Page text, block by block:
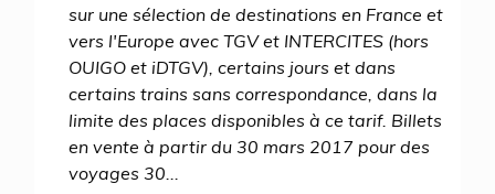
sur une sélection de destinations en France et
vers l'Europe avec TGV et INTERCITES (hors
OUIGO et iDTGV), certains jours et dans
certains trains sans correspondance, dans la
limite des places disponibles à ce tarif. Billets
en vente à partir du 30 mars 2017 pour des
voyages 30...